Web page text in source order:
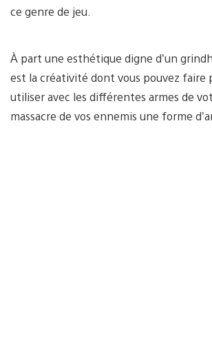
ce genre de jeu.
À part une esthétique digne d’un
est la créativité dont vous pouvez faire
utiliser avec les différentes armes de
massacre de vos ennemis une forme